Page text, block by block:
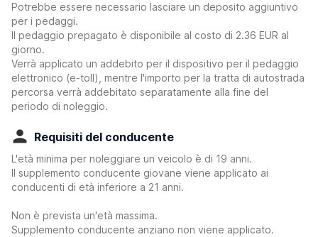
Potrebbe essere necessario lasciare un deposito aggiuntivo
per i pedaggi.
Il pedaggio prepagato è disponibile al costo di 2.36 EUR al
giorno.
Verrà applicato un addebito per il dispositivo per il pedaggio
elettronico (e-toll), mentre l'importo per la tratta di autostrada
percorsa verrà addebitato separatamente alla fine del
periodo di noleggio.
Requisiti del conducente
L'età minima per noleggiare un veicolo è di 19 anni.
Il supplemento conducente giovane viene applicato ai
conducenti di età inferiore a 21 anni.
Non è prevista un'età massima.
Supplemento conducente anziano non viene applicato.